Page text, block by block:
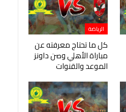
الرياضة
كل ما تحتاج معرفته عن
مباراة الأهلي وصن داونز
الموعد والقنوات